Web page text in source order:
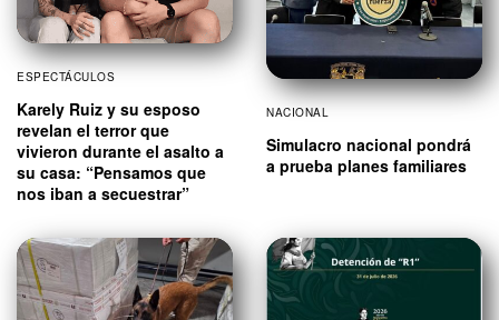
ESPECTÁCULOS
Karely Ruiz y su esposo
revelan el terror que
vivieron durante el asalto a
su casa: “Pensamos que
nos iban a secuestrar”
NACIONAL
Simulacro nacional pondrá
a prueba planes familiares